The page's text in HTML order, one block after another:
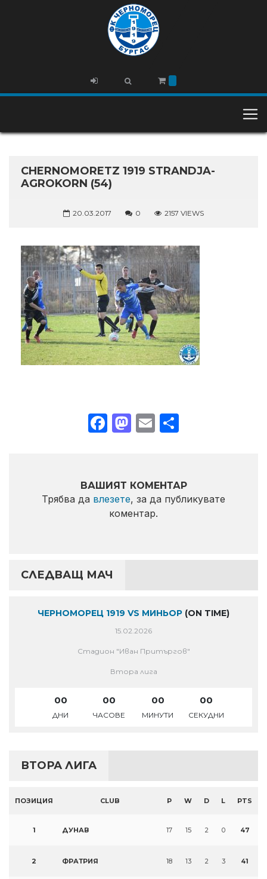
CHERNOMORETZ 1919 STRANDJA-
AGROKORN (54)
20.03.2017 0 2157 VIEWS
Facebook
Mastodon
Email
ВАШИЯТ КОМЕНТАР
Трябва да влезете, за да публикувате
коментар.
СЛЕДВАЩ МАЧ
ЧЕРНОМОРЕЦ 1919 VS МИНЬОР (ON TIME)
15.02.2026
Стадион "Иван Притъргов"
Втора лига
00
ДНИ
00
ЧАСОВЕ
00
МИНУТИ
00
СЕКУДНИ
ВТОРА ЛИГА
ПОЗИЦИЯ CLUB P W D L PTS
1 ДУНАВ 17 15 2 0 47
2 ФРАТРИЯ 18 13 2 3 41